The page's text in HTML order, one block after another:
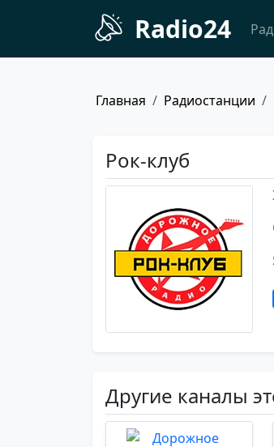
Radio24
Главная Радиостанции
Рок-клуб
Другие каналы